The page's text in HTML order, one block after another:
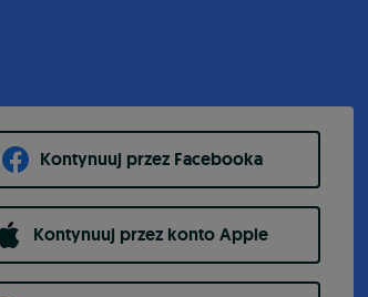
Kontynuuj przez Facebooka
Kontynuuj przez konto Apple